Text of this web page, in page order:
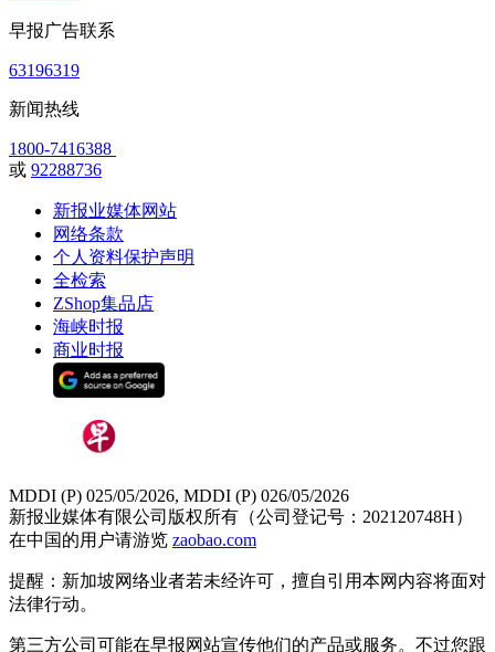
早报广告联系
63196319
新闻热线
1800-7416388
或 92288736
新报业媒体网站
网络条款
个人资料保护声明
全检索
ZShop集品店
海峡时报
商业时报
MDDI (P) 025/05/2026, MDDI (P) 026/05/2026
新报业媒体有限公司版权所有（公司登记号：202120748H）
在中国的用户请游览 zaobao.com
提醒：新加坡网络业者若未经许可，擅自引用本网内容将面对
法律行动。
第三方公司可能在早报网站宣传他们的产品或服务。不过您跟